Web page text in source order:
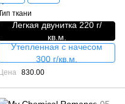
ткани
Легкая двунитка 220 г/
кв.м.
Утепленная с начесом
300 г/кв.м.
Цена 830.00